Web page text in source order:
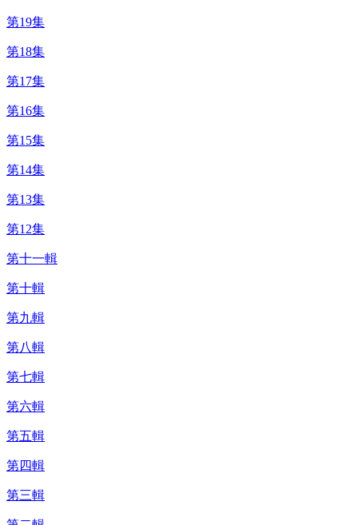
第19集
第18集
第17集
第16集
第15集
第14集
第13集
第12集
第十一輯
第十輯
第九輯
第八輯
第七輯
第六輯
第五輯
第四輯
第三輯